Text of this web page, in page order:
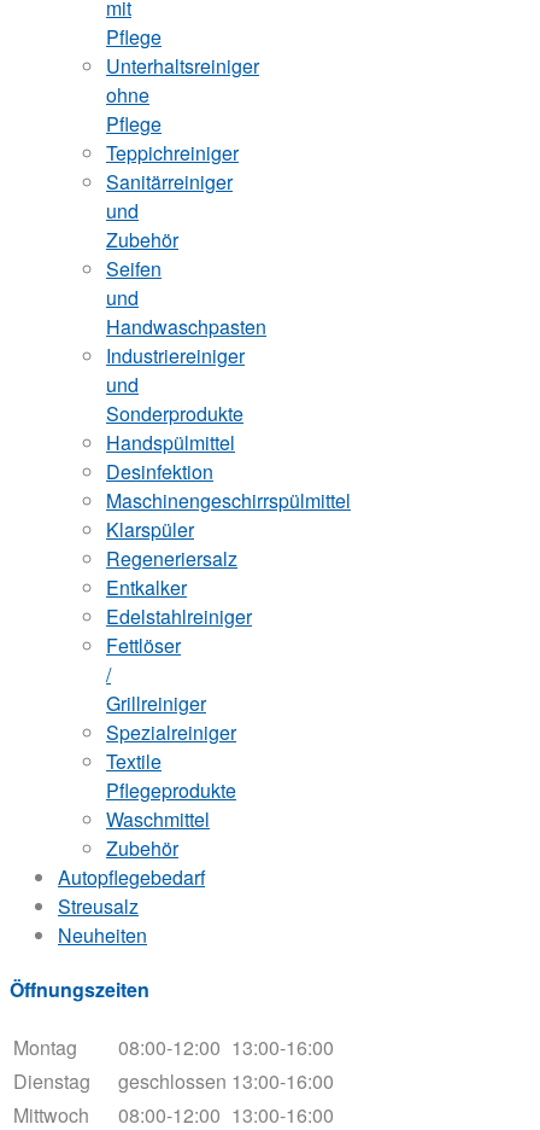
mit
Pflege
Unterhaltsreiniger
ohne
Pflege
Teppichreiniger
Sanitärreiniger
und
Zubehör
Seifen
und
Handwaschpasten
Industriereiniger
und
Sonderprodukte
Handspülmittel
Desinfektion
Maschinengeschirrspülmittel
Klarspüler
Regeneriersalz
Entkalker
Edelstahlreiniger
Fettlöser
/
Grillreiniger
Spezialreiniger
Textile
Pflegeprodukte
Waschmittel
Zubehör
Autopflegebedarf
Streusalz
Neuheiten
Öffnungszeiten
Montag 08:00-12:00 13:00-16:00
Dienstag
geschlossen 13:00-16:00
Mittwoch
08:00-12:00 13:00-16:00